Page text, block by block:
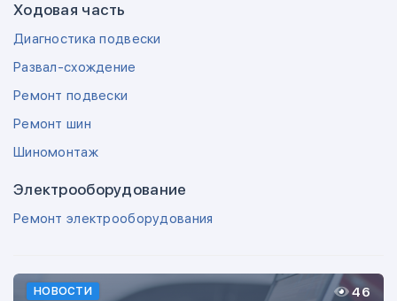
Ходовая часть
Диагностика подвески
Развал-схождение
Ремонт подвески
Ремонт шин
Шиномонтаж
Электрооборудование
Ремонт электрооборудования
НОВОСТИ 46